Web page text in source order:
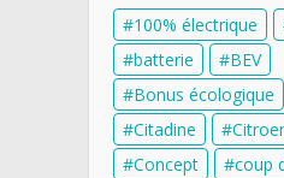
100% électrique
batterie
BEV
Bonus écologique
Citadine
Concept
coup